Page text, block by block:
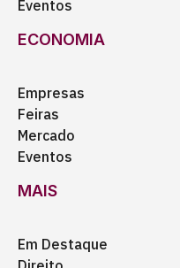
Eventos
ECONOMIA
Empresas
Feiras
Mercado
Eventos
MAIS
Em Destaque